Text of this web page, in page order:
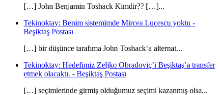
[…] John Benjamin Toshack Kimdir?? […]...
Tekinoktay: Benim sistemimde Mircea Lucescu yoktu -
Beşiktaş Postası
[…] bir düşünce tarafıma John Toshack‘a alternat...
Tekinoktay: Hedefimiz Zeljko Obradoviç’i Beşiktaş’a transfer
etmek olacaktı. - Beşiktaş Postası
[…] seçimlerinde girmiş olduğumuz seçimi kazanmış olsa...